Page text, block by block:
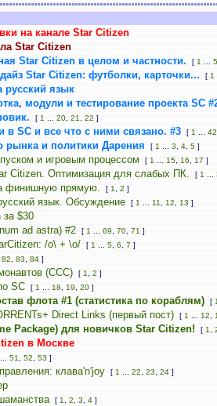
на канале Star Citizen
Star Citizen
Star Citizen в целом и частности.
[ 1
Star Citizen: футболки, карточки... [ 1
русский язык
модули и тестирование проекта SC
[ 1 20 21 22 ]
в SC и все что с ними связано. #3 [ 1 42
рынка и политики Дарения [ 1 3 4 5 ]
и игровым процессом [ 1 15 16 17 ]
Citizen. Оптимизация для слабых ПК. [ 1
финишную прямую. [ 1 2 ]
язык. Обсуждение [ 1 11 12 13 ]
за $30
ad astra) #2
[ 1 69 70 71 ]
/о\ + \o/ [ 1 5 6 7 ]
82 83 84 ]
(CCC) [ 1 2 ]
SC [ 1 18 19 20 ]
флота #1 (статистика по кораблям) [
Direct Links (первый пост) [ 1 12
Package) для новичков Star Citizen! [ 1
в Москве
51 52 53 ]
клава'n'joy [ 1 22 23 24 ]
[ 1 2 3 4 ]